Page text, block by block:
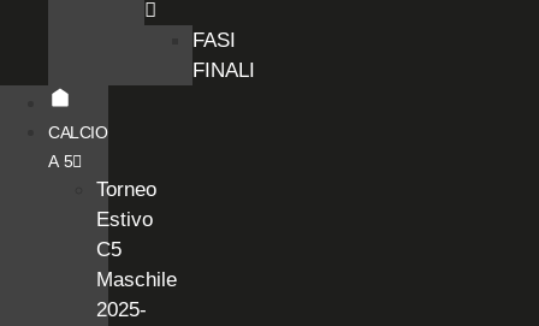
FASI
FINALI
CALCIO
A 5
Torneo
Estivo
C5
Maschile
2025-